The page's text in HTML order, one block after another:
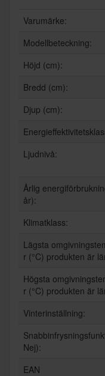
Varumärke:
Modellbeteckning:
Höjd (cm):
Bredd (cm):
Djup (cm):
Ljudnivå:
Årlig
år):
Klimatklass:
Lägsta
r (°C) produkten är
Högsta
r (°C) produkten är
Vinterinställning:
Nej):
EAN